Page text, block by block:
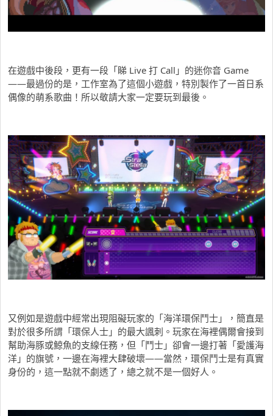
在遊戲中後段，更有一段「睇 Live 打 Call」的迷你音 Game
——最過份的是，工作室為了這個小遊戲，特別製作了一首日系
偶像的萌系歌曲！所以敬請大家一定要玩到最後。
又例如是遊戲中經常出現阻礙玩家的「海洋環保鬥士」，簡直是
對於很多所謂「環保人士」的最大諷刺。玩家在海裡偶爾會接到
幫助海豚或鯨魚的支線任務，但「鬥士」卻會一邊打著「愛護海
洋」的旗號，一邊在海裡大肆破壞——當然，環保鬥士是有真實
身份的，這一點就不劇透了，總之就不是一個好人。